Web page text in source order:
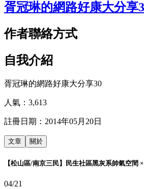
胥冠琳的網路好康大分享
作者聯絡方式
自我介紹
胥冠琳的網路好康大分享30
人氣： 3,613
註冊日期： 2014年05月20日
文章 關於
【松山區/南京三民】民生社區黑灰系帥氣空間
04/21